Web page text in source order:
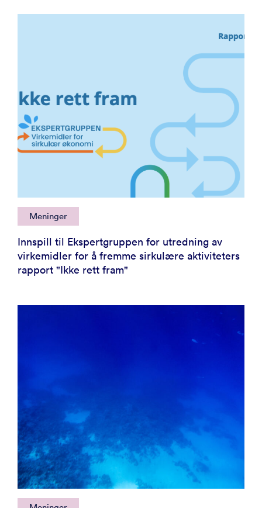
Meninger
Innspill til Ekspertgruppen for utredning av
virkemidler for å fremme sirkulære aktiviteters
rapport "Ikke rett fram"